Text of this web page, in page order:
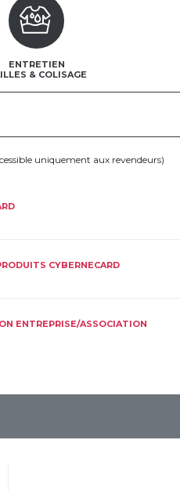
ENTRETIEN
& COLISAGE
uniquement aux revendeurs)
CYBERNECARD
ENTREPRISE/ASSOCIATION